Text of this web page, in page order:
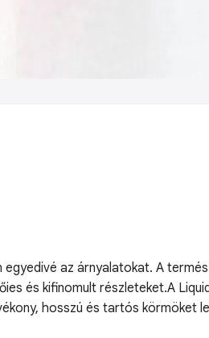
az árnyalatokat. A
és kifinomult részleteket.A
hosszú és tartós körmöket